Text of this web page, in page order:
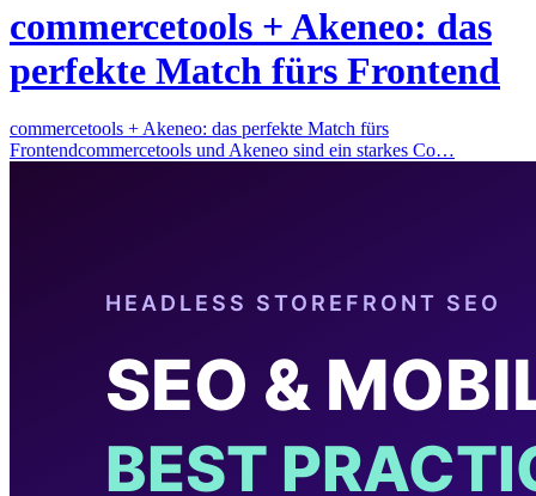
commercetools + Akeneo: das
perfekte Match fürs Frontend
commercetools + Akeneo: das perfekte Match fürs
Frontendcommercetools und Akeneo sind ein starkes Co…